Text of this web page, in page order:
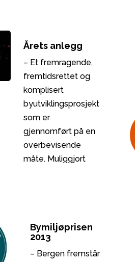
foretrukne offentlige
transportmiddel. Den
påvirker bybildet på
en positiv måte.
Årets anlegg
– Et fremragende,
fremtidsrettet og
komplisert
byutviklingsprosjekt
som er
gjennomført på en
overbevisende
måte. Muliggjort
bompenger
Bymiljøprisen
2013
– Bergen fremstår